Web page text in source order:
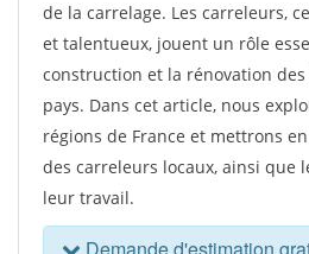
de la carrelage. Les carreleurs,
et talentueux, jouent un rôle
construction et la rénovation
pays. Dans cet article, nous
régions de France et mettrons
des carreleurs locaux, ainsi que
leur travail.